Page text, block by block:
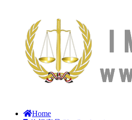
Home